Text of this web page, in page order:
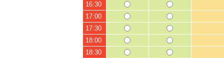
16:30
17:00
17:30
18:00
18:30